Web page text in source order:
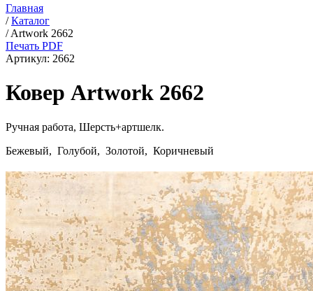
Главная
/Каталог
/Artwork 2662
Печать PDF
Артикул: 2662
Ковер Artwork 2662
Ручная работа, Шерсть+артшелк.
Бежевый, Голубой, Золотой, Коричневый